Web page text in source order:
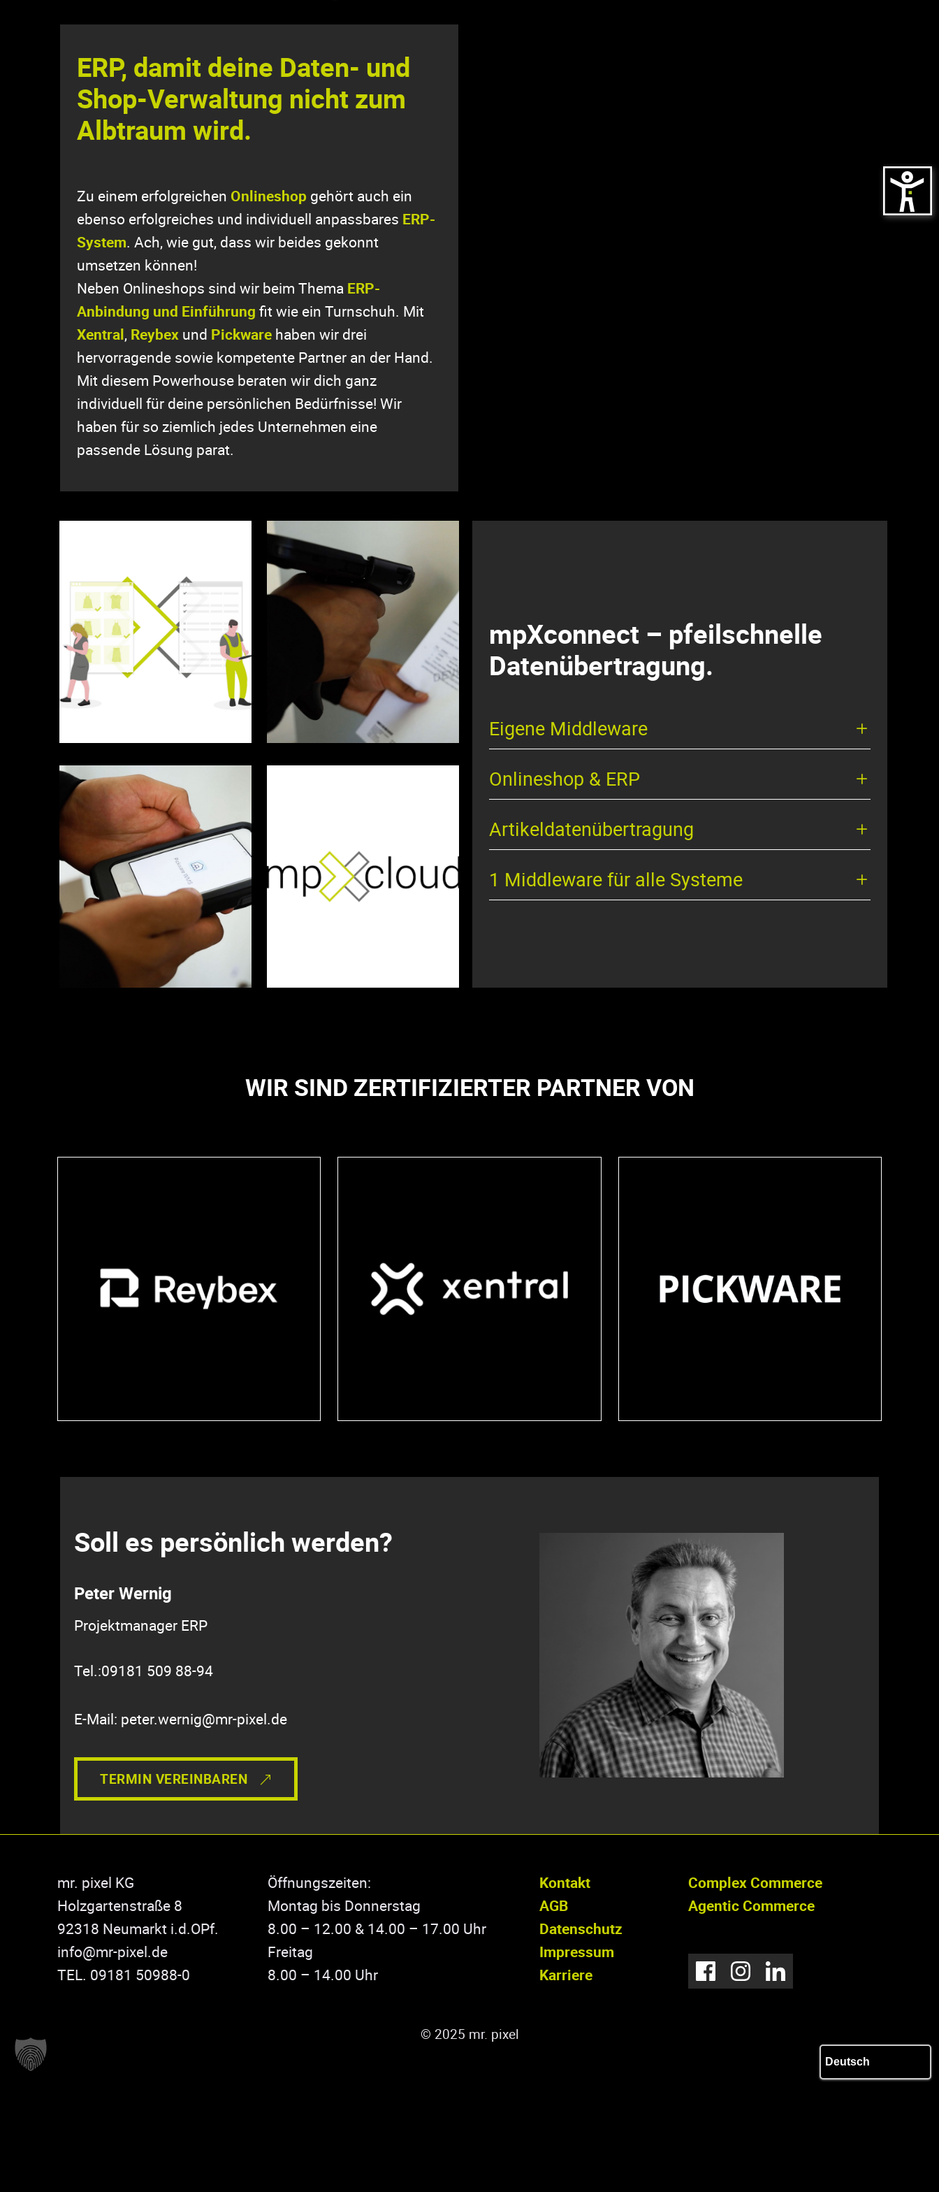
ERP, damit deine Daten- und
Shop-Verwaltung nicht zum
Albtraum wird.
Zu einem erfolgreichen Onlineshop gehört auch ein
ebenso erfolgreiches und individuell anpassbares ERP-
System. Ach, wie gut, dass wir beides gekonnt
umsetzen können!
Neben Onlineshops sind wir beim Thema ERP-
Anbindung und Einführung fit wie ein Turnschuh. Mit
Xentral, Reybex und Pickware haben wir drei
hervorragende sowie kompetente Partner an der Hand.
Mit diesem Powerhouse beraten wir dich ganz
individuell für deine persönlichen Bedürfnisse! Wir
haben für so ziemlich jedes Unternehmen eine
passende Lösung parat.
mpXconnect – pfeilschnelle
Datenübertragung.
Eigene Middleware
Onlineshop & ERP
Artikeldatenübertragung
1 Middleware für alle Systeme
WIR SIND ZERTIFIZIERTER PARTNER VON
Soll es persönlich werden?
Peter Wernig
Projektmanager ERP
Tel.:09181 509 88-94
E-Mail: peter.wernig@mr-pixel.de
TERMIN VEREINBAREN
mr. pixel KG
Holzgartenstraße 8
92318 Neumarkt i.d.OPf.
info@mr-pixel.de
TEL. 09181 50988-0
Öffnungszeiten:
Montag bis Donnerstag
8.00 – 12.00 & 14.00 – 17.00 Uhr
Freitag
8.00 – 14.00 Uhr
Kontakt
AGB
Datenschutz
Impressum
Karriere
Complex Commerce
Agentic Commerce
© 2025 mr. pixel